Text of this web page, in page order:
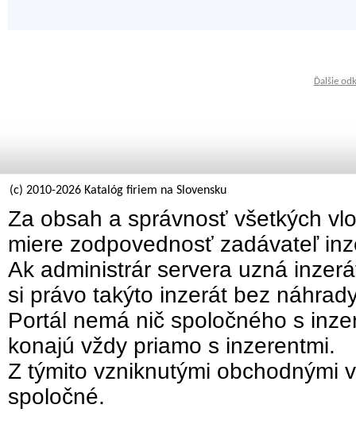
Ďalšie
(c) 2010-2026 Katalóg firiem na Slovensku
Za obsah a správnosť všetkých
miere zodpovednosť zadávateľ
Ak administrár servera uzná
si právo takýto inzerát bez
Portál nemá nič spoločného s
konajú vždy priamo s inzerentmi.
Z týmito vzniknutými obchodnými
spoločné.